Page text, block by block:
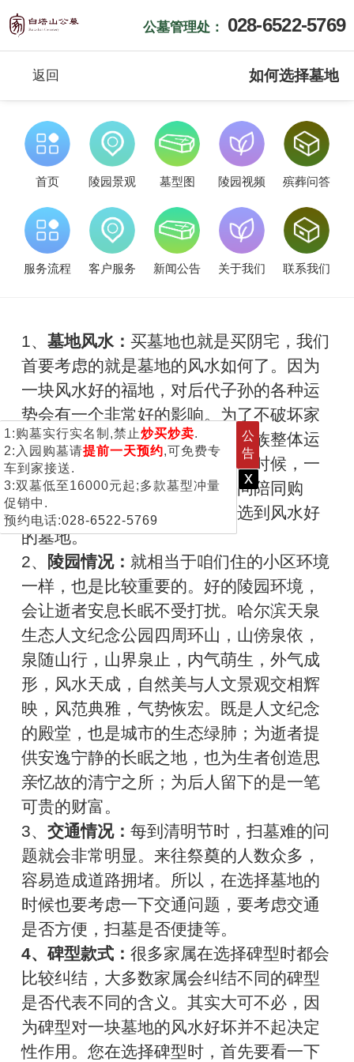
1:购墓实行实名制,禁止炒买炒卖.
2:入园购墓请提前一天预约,可免费专
车到家接送.
3:双墓低至16000元起;多款墓型冲量
促销中.
预约电话:028-6522-5769
公
告
x
公墓管理处： 028-6522-5769
返回 如何选择墓地
首页 陵园景观 墓型图 陵园视频 殡葬问答
服务流程 客户服务 新闻公告 关于我们 联系我们
1、墓地风水：买墓地也就是买阴宅，我们
首要考虑的就是墓地的风水如何了。因为
一块风水好的福地，对后代子孙的各种运
势会有一个非常好的影响。为了不破坏家
族整体的风水运势，并且希望家族整体运
势能上升的话，您在购买墓地的时候，一
定要选择一个懂风水的选墓顾问陪同购
买，这样能最大程度地帮您挑选到风水好
的墓地。
2、
陵园情况： 就相当于咱们住的小区环境
一样，也是比较重要的。好的陵园环境，
会让逝者安息长眠不受打扰。哈尔滨天泉
生态人文纪念公园四周环山，山傍泉依，
泉随山行，山界泉止，内气萌生，外气成
形，风水天成，自然美与人文景观交相辉
映，风范典雅，气势恢宏。既是人文纪念
的殿堂，也是城市的生态绿肺；为逝者提
供安逸宁静的长眠之地，也为生者创造思
亲忆故的清宁之所；为后人留下的是一笔
可贵的财富。
3、交通情况：每到清明节时，扫墓难的问
题就会非常明显。来往祭奠的人数众多，
容易造成道路拥堵。所以，在选择墓地的
时候也要考虑一下交通问题，要考虑交通
是否方便，扫墓是否便捷等。
4、碑型款式：很多家属在选择碑型时都会
比较纠结，大多数家属会纠结不同的碑型
是否代表不同的含义。其实大可不必，因
为碑型对一块墓地的风水好坏并不起决定
性作用。您在选择碑型时，首先要看一下